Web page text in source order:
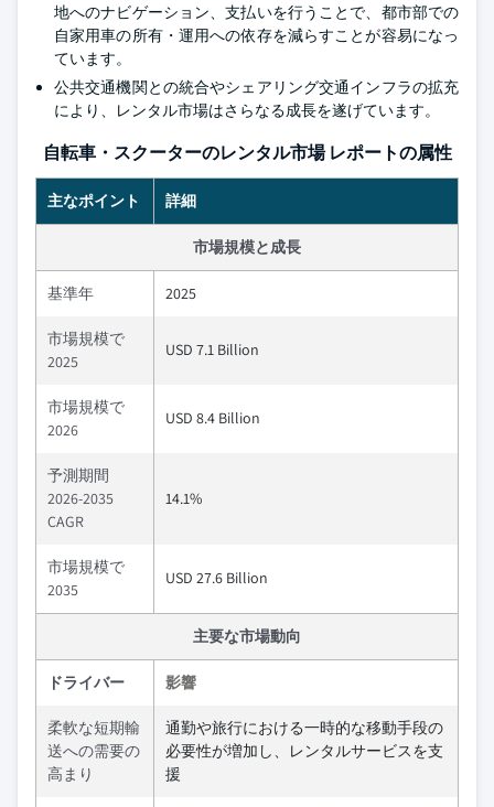
地へのナビゲーション、支払いを行うことで、都市部での
自家用車の所有・運用への依存を減らすことが容易になっ
ています。
公共交通機関との統合やシェアリング交通インフラの拡充
により、レンタル市場はさらなる成長を遂げています。
自転車・スクーターのレンタル市場 レポートの属性
主なポイント 詳細
市場規模と成長
基準年 2025
市場規模で
2025
USD 7.1 Billion
市場規模で
2026
USD 8.4 Billion
予測期間
2026-2035
CAGR
14.1%
市場規模で
2035
USD 27.6 Billion
主要な市場動向
ドライバー 影響
柔軟な短期輸
送への需要の
高まり
通勤や旅行における一時的な移動手段の
必要性が増加し、レンタルサービスを支
援